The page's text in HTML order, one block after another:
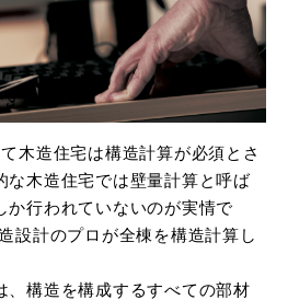
木造住宅は構造計算が必須とさ
な木造住宅では壁量計算と呼ば
か行われていないのが実情で
設計のプロが全棟を構造計算し
、構造を構成するすべての部材